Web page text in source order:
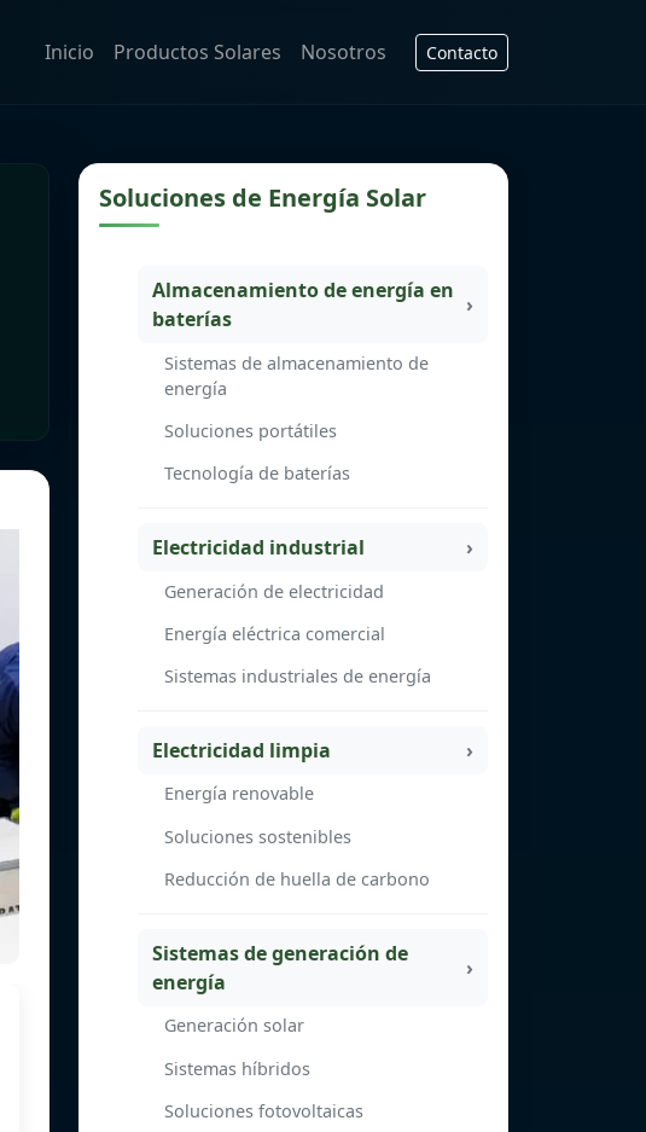
Inicio Productos Solares Nosotros Contacto
Soluciones de Energía Solar
Almacenamiento de energía en
baterías
Sistemas de almacenamiento de
energía
Soluciones portátiles
Tecnología de baterías
Electricidad industrial
Generación de electricidad
Energía eléctrica comercial
Sistemas industriales de energía
Electricidad limpia
Energía renovable
Soluciones sostenibles
Reducción de huella de carbono
Sistemas de generación de
energía
Generación solar
Sistemas híbridos
Soluciones fotovoltaicas